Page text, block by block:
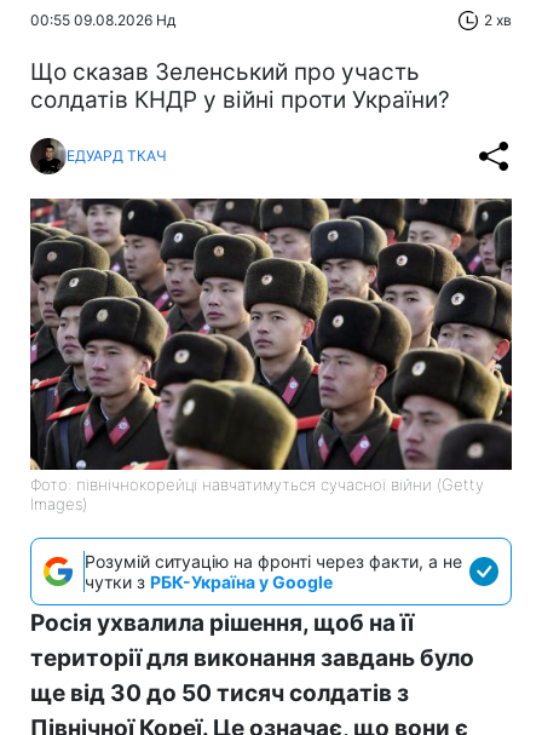
00:55 09.08.2026 Нд 2 хв
Що сказав Зеленський про участь
солдатів КНДР у війні проти України?
ЕДУАРД ТКАЧ
Фото: північнокорейці навчатимуться сучасної війни (Getty
Images)
Розумій ситуацію на фронті через факти, а не
чутки з РБК-Україна у Google
Росія ухвалила рішення, щоб на її
території для виконання завдань було
ще від 30 до 50 тисяч солдатів з
Північної Кореї. Це означає, що вони є